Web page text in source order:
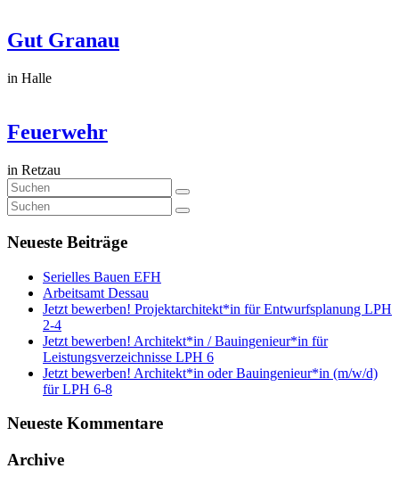
Gut Granau
in Halle
Feuerwehr
in Retzau
Neueste Beiträge
Serielles Bauen EFH
Arbeitsamt Dessau
Jetzt bewerben! Projektarchitekt*in für Entwurfsplanung LPH
2-4
Jetzt bewerben! Architekt*in / Bauingenieur*in für
Leistungsverzeichnisse LPH 6
Jetzt bewerben! Architekt*in oder Bauingenieur*in (m/w/d)
für LPH 6-8
Neueste Kommentare
Archive